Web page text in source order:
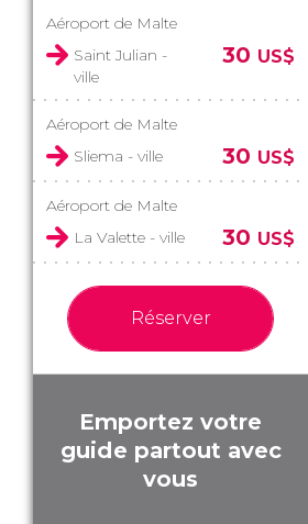
Aéroport de Malte
Saint Julian -
ville
30 US$
Aéroport de Malte
Sliema - ville
30 US$
Aéroport de Malte
La Valette - ville
30 US$
Réserver
Emportez votre
guide partout avec
vous